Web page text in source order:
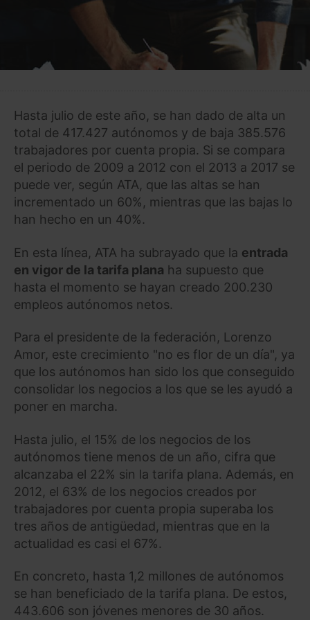
Hasta julio de este año, se han dado de alta un
total de 417.427 autónomos y de baja 385.576
trabajadores por cuenta propia. Si se compara
el periodo de 2009 a 2012 con el 2013 a 2017 se
puede ver, según ATA, que las altas se han
incrementado un 60%, mientras que las bajas lo
han hecho en un 40%.
En esta línea, ATA ha subrayado que la entrada
en vigor de la tarifa plana ha supuesto que
hasta el momento se hayan creado 200.230
empleos autónomos netos.
Para el presidente de la federación, Lorenzo
Amor, este crecimiento "no es flor de un día", ya
que los autónomos han sido los que conseguido
consolidar los negocios a los que se les ayudó a
poner en marcha.
Hasta julio, el 15% de los negocios de los
autónomos tiene menos de un año, cifra que
alcanzaba el 22% sin la tarifa plana. Además, en
2012, el 63% de los negocios creados por
trabajadores por cuenta propia superaba los
tres años de antigüedad, mientras que en la
actualidad es casi el 67%.
En concreto, hasta 1,2 millones de autónomos
se han beneficiado de la tarifa plana. De estos,
443.606 son jóvenes menores de 30 años.